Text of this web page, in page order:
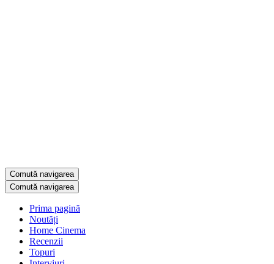
Comută navigarea
Comută navigarea
Prima pagină
Noutăți
Home Cinema
Recenzii
Topuri